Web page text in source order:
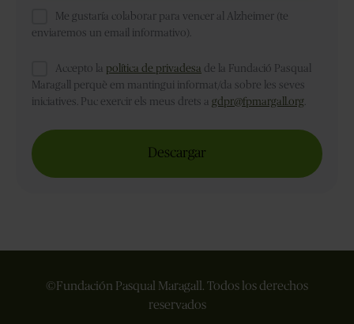
enfermedad*
Me gustaría colaborar para vencer al Alzheimer (te
enviaremos un email informativo).
Accepto la política de privadesa de la Fundació Pasqual
Maragall perquè em mantingui informat/da sobre les seves
iniciatives. Puc exercir els meus drets a gdpr@fpmargall.org.
©Fundación Pasqual Maragall. Todos los derechos
reservados